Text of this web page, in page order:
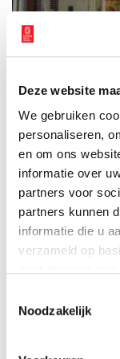
Deze website
We gebruiken
personaliseren,
en om ons
informatie over
partners voor
partners kunnen
informatie die u
verzameld op
Noodzakelijk
Kerkplein 32. In het pand
gevestigd.
Auteurs:Richard
Publicatiedatum:
Ontvang